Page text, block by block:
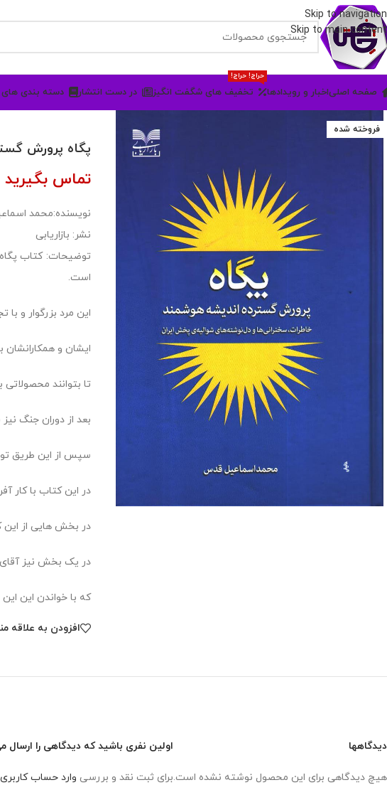
Skip to navigation
Skip to main content
صفحه اصلیاخبار و رویدادها تخفیف های شگفت انگیز
حراج! حراج!
در دست انتشار دسته بندی
فروخته شده
پگاه پرورش
تماس بگیرید
نویسنده:محمد
نشر: بازاریابی
توضیحات: کتاب
است.
این مرد بزرگوار و
ایشان و همکارانشان
تا بتوانند
بعد از دوران جنگ
سپس از این طریق
در این کتاب با کار
در بخش هایی از
در یک بخش نیز
که با خواندن این
افزودن به علاقه
دیدگاهها
هیچ دیدگاهی برای این محصول نوشته نشده است.
اولین نفری باشید که دیدگاهی را
برای ثبت نقد و بررسی وارد حساب